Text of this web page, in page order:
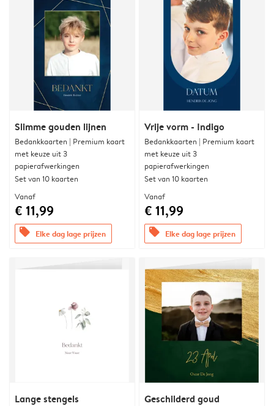
Slimme gouden lijnen
Bedankkaarten | Premium kaart
met keuze uit 3
papierafwerkingen
Set van 10 kaarten
Vanaf
€ 11,99
offers Elke dag lage prijzen
Vrije vorm - Indigo
Bedankkaarten | Premium kaart
met keuze uit 3
papierafwerkingen
Set van 10 kaarten
Vanaf
€ 11,99
offers Elke dag lage prijzen
Lange stengels Geschilderd goud